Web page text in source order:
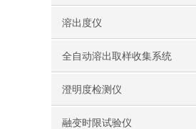
溶出度仪
全自动溶出取样收集系统
澄明度检测仪
融变时限试验仪